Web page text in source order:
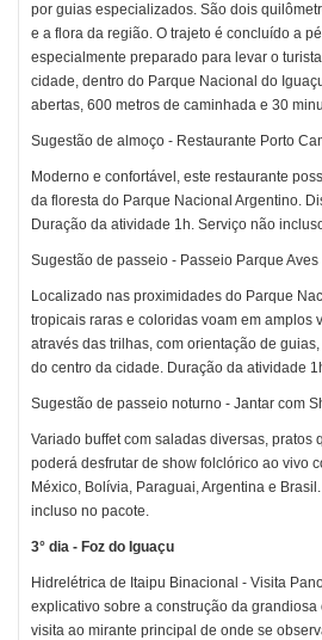
por guias especializados. São dois
e a flora da região. O trajeto é concluído a
especialmente preparado para levar o
cidade, dentro do Parque Nacional do
abertas, 600 metros de caminhada e 30
Sugestão de almoço - Restaurante Porto
Moderno e confortável, este restaurante
da floresta do Parque Nacional Argentino.
Duração da atividade 1h. Serviço não
Sugestão de passeio - Passeio Parque Aves
Localizado nas proximidades do Parque
tropicais raras e coloridas voam em amplos
através das trilhas, com orientação de
do centro da cidade. Duração da atividade
Sugestão de passeio noturno - Jantar com
Variado buffet com saladas diversas, pratos
poderá desfrutar de show folclórico ao vivo
México, Bolívia, Paraguai, Argentina e
incluso no pacote.
3° dia - Foz do Iguaçu
Hidrelétrica de Itaipu Binacional - Visita
explicativo sobre a construção da
visita ao mirante principal de onde se